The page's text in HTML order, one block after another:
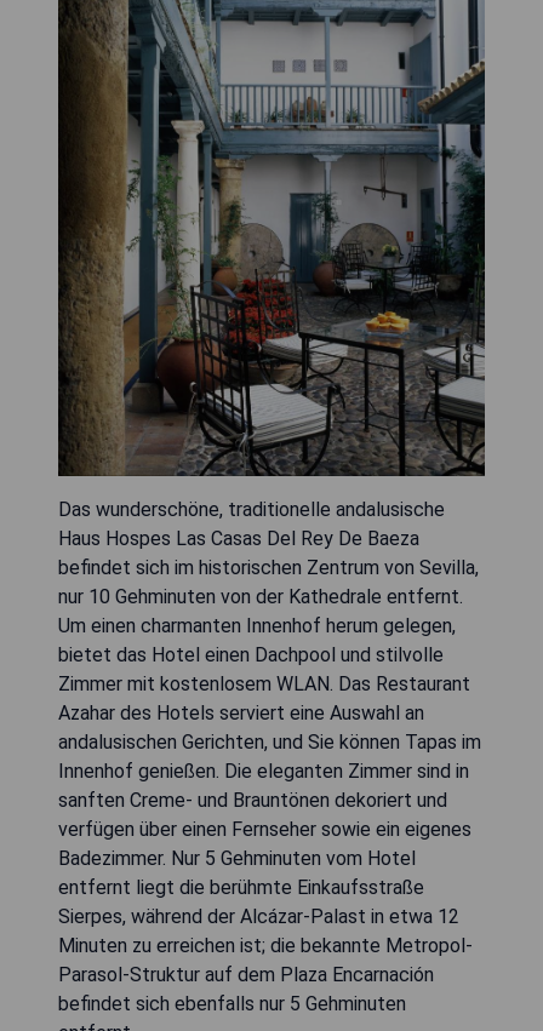
Das wunderschöne, traditionelle andalusische
Haus Hospes Las Casas Del Rey De Baeza
befindet sich im historischen Zentrum von Sevilla,
nur 10 Gehminuten von der Kathedrale entfernt.
Um einen charmanten Innenhof herum gelegen,
bietet das Hotel einen Dachpool und stilvolle
Zimmer mit kostenlosem WLAN. Das Restaurant
Azahar des Hotels serviert eine Auswahl an
andalusischen Gerichten, und Sie können Tapas im
Innenhof genießen. Die eleganten Zimmer sind in
sanften Creme- und Brauntönen dekoriert und
verfügen über einen Fernseher sowie ein eigenes
Badezimmer. Nur 5 Gehminuten vom Hotel
entfernt liegt die berühmte Einkaufsstraße
Sierpes, während der Alcázar-Palast in etwa 12
Minuten zu erreichen ist; die bekannte Metropol-
Parasol-Struktur auf dem Plaza Encarnación
befindet sich ebenfalls nur 5 Gehminuten